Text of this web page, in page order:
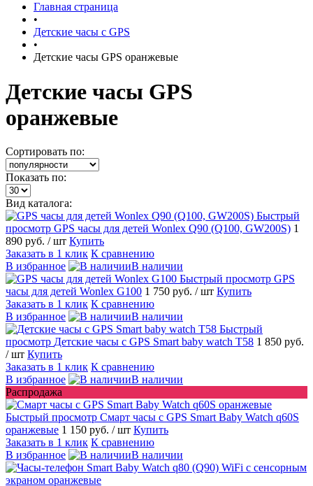
Главная страница
•
Детские часы с GPS
•
Детские часы GPS оранжевые
Детские часы GPS
оранжевые
Сортировать по:
Показать по:
Вид каталога:
Быстрый
просмотр GPS часы для детей Wonlex Q90 (Q100, GW200S) 1
890 руб. / шт Купить
Заказать в 1 клик К сравнению
В избранное
В наличии
Быстрый просмотр GPS
часы для детей Wonlex G100 1 750 руб. / шт Купить
Заказать в 1 клик К сравнению
В избранное
В наличии
Быстрый
просмотр Детские часы с GPS Smart baby watch T58 1 850 руб.
/ шт Купить
Заказать в 1 клик К сравнению
В избранное
В наличии
Распродажа
Быстрый просмотр Смарт часы с GPS Smart Baby Watch q60S
оранжевые 1 150 руб. / шт Купить
Заказать в 1 клик К сравнению
В избранное
В наличии